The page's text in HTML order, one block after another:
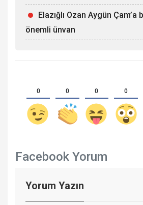
Elazığlı Ozan Aygün Çam’a
önemli ünvan
0 0 0 0
Facebook Yorum
Yorum Yazın